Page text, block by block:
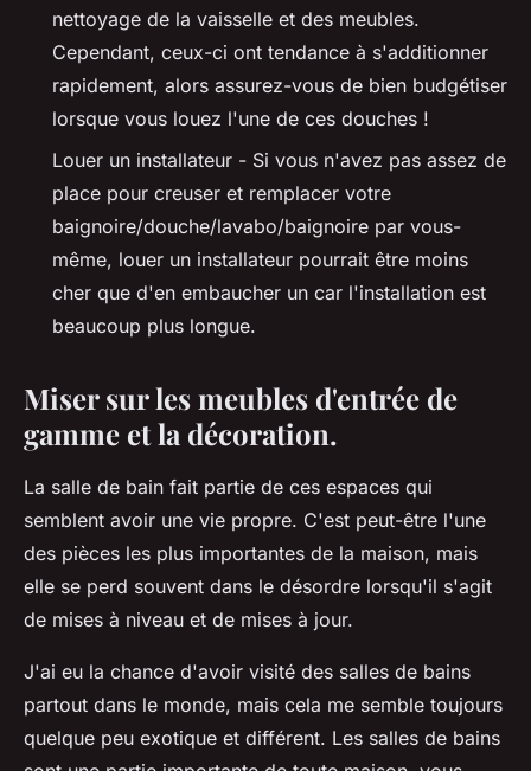
nettoyage de la vaisselle et des meubles.
Cependant, ceux-ci ont tendance à s'additionner
rapidement, alors assurez-vous de bien budgétiser
lorsque vous louez l'une de ces douches !
Louer un installateur - Si vous n'avez pas assez de
place pour creuser et remplacer votre
baignoire/douche/lavabo/baignoire par vous-
même, louer un installateur pourrait être moins
cher que d'en embaucher un car l'installation est
beaucoup plus longue.
Miser sur les meubles d'entrée de
gamme et la décoration.
La salle de bain fait partie de ces espaces qui
semblent avoir une vie propre. C'est peut-être l'une
des pièces les plus importantes de la maison, mais
elle se perd souvent dans le désordre lorsqu'il s'agit
de mises à niveau et de mises à jour.
J'ai eu la chance d'avoir visité des salles de bains
partout dans le monde, mais cela me semble toujours
quelque peu exotique et différent. Les salles de bains